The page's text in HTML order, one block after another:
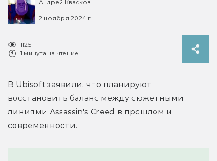
Андрей Квасков
2 ноября 2024 г.
1125
1 минута на чтение
В Ubisoft заявили, что планируют
восстановить баланс между сюжетными
линиями Assassin's Creed в прошлом и
современности.